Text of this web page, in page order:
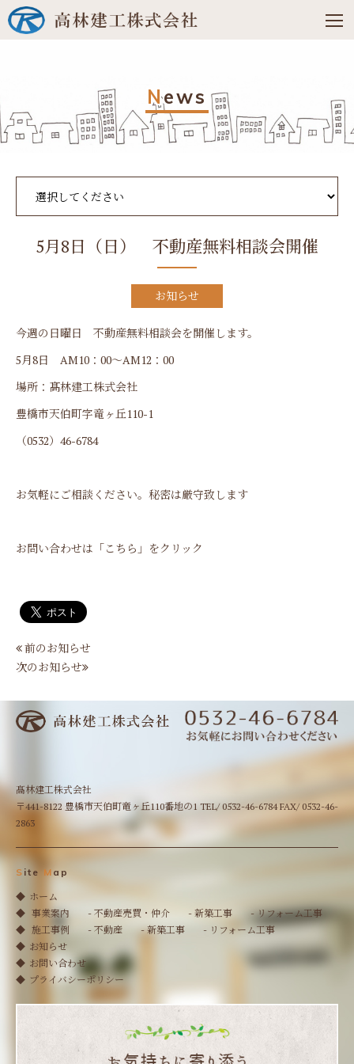
News
5月8日（日） 不動産無料相談会開催
お知らせ
今週の日曜日 不動産無料相談会を開催します。
5月8日 AM10：00～AM12：00
場所：髙林建工株式会社
豊橋市天伯町字竜ヶ丘110-1
（0532）46-6784
お気軽にご相談ください。秘密は厳守致します
お問い合わせは「こちら」をクリック
前のお知らせ
次のお知らせ
髙林建工株式会社
〒441-8122 豊橋市天伯町竜ヶ丘110番地の1 TEL/ 0532-46-6784 FAX/ 0532-46-
2863
S ite Map
ホーム
事業案内
- 不動産売買・仲介 - 新築工事
- リフォーム工事
施工事例
- 不動産 - 新築工事
- リフォーム工事
お知らせ
お問い合わせ
プライバシーポリシー